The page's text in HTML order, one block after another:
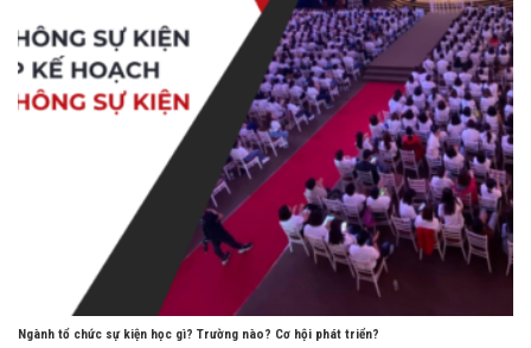
Ngành tổ chức sự kiện học gì? Trường nào? Cơ hội phát triển?